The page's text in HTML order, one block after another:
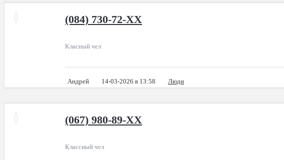
(084) 730-72-XX
Класный чел
Андрей 14-03-2026 в 13:58 Люди
(067) 980-89-XX
Классный чел